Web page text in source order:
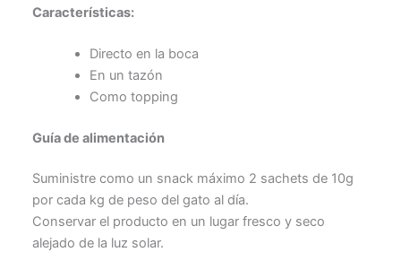
Características:
Directo en la boca
En un tazón
Como topping
Guía de alimentación
Suministre como un snack máximo 2 sachets de 10g
por cada kg de peso del gato al día.
Conservar el producto en un lugar fresco y seco
alejado de la luz solar.